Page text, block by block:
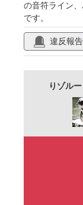
の音符ライン
です。
違反報告
りゾル